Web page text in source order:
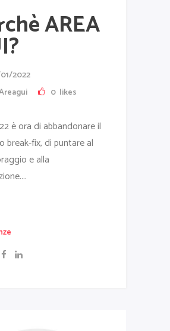
AREA
2022
0 likes
è ora di abbandonare il
break-fix, di puntare al
e alla